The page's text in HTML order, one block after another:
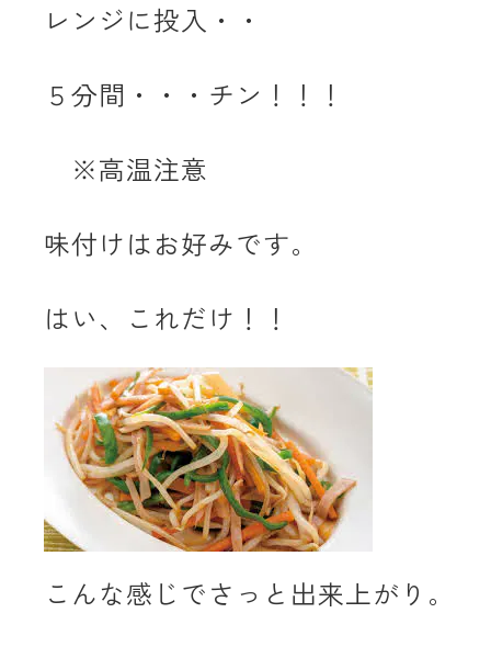
レンジに投入・・
５分間・・・チン！！！
※高温注意
味付けはお好みです。
はい、これだけ！！
こんな感じでさっと出来上がり。